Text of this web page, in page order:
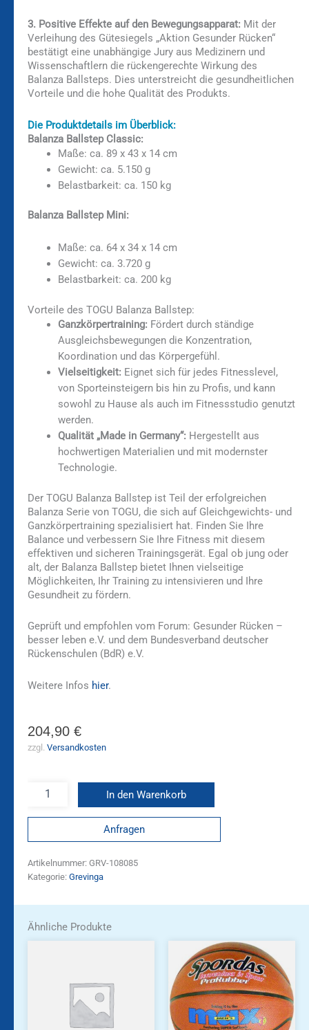
3. Positive Effekte auf den Bewegungsapparat: Mit der
Verleihung des Gütesiegels „Aktion Gesunder Rücken“
bestätigt eine unabhängige Jury aus Medizinern und
Wissenschaftlern die rückengerechte Wirkung des
Balanza Ballsteps. Dies unterstreicht die gesundheitlichen
Vorteile und die hohe Qualität des Produkts.
Die Produktdetails im Überblick:
Balanza Ballstep Classic:
Maße: ca. 89 x 43 x 14 cm
Gewicht: ca. 5.150 g
Belastbarkeit: ca. 150 kg
Balanza Ballstep Mini:
Maße: ca. 64 x 34 x 14 cm
Gewicht: ca. 3.720 g
Belastbarkeit: ca. 200 kg
Vorteile des TOGU Balanza Ballstep:
Ganzkörpertraining: Fördert durch ständige
Ausgleichsbewegungen die Konzentration,
Koordination und das Körpergefühl.
Vielseitigkeit: Eignet sich für jedes Fitnesslevel,
von Sporteinsteigern bis hin zu Profis, und kann
sowohl zu Hause als auch im Fitnessstudio genutzt
werden.
Qualität „Made in Germany“: Hergestellt aus
hochwertigen Materialien und mit modernster
Technologie.
Der TOGU Balanza Ballstep ist Teil der erfolgreichen
Balanza Serie von TOGU, die sich auf Gleichgewichts- und
Ganzkörpertraining spezialisiert hat. Finden Sie Ihre
Balance und verbessern Sie Ihre Fitness mit diesem
effektiven und sicheren Trainingsgerät. Egal ob jung oder
alt, der Balanza Ballstep bietet Ihnen vielseitige
Möglichkeiten, Ihr Training zu intensivieren und Ihre
Gesundheit zu fördern.
Geprüft und empfohlen vom Forum: Gesunder Rücken –
besser leben e.V. und dem Bundesverband deutscher
Rückenschulen (BdR) e.V.
Weitere Infos hier.
204,90 €
zzgl. Versandkosten
In den Warenkorb
Anfragen
Artikelnummer: GRV-108085
Kategorie: Grevinga
Ähnliche Produkte